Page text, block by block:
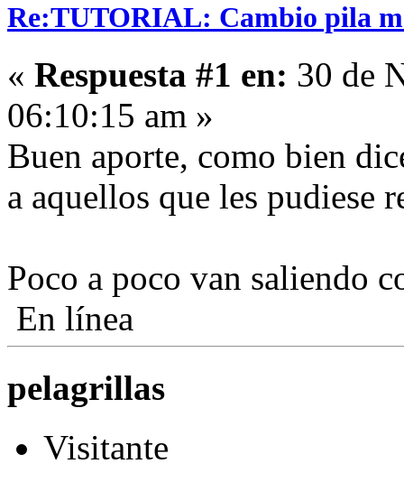
Re:TUTORIAL: Cambio pila
« Respuesta #1 en: 30 de
06:10:15 am »
Buen aporte, como bien
a aquellos que les pudiese
Poco a poco van saliendo
En línea
pelagrillas
Visitante